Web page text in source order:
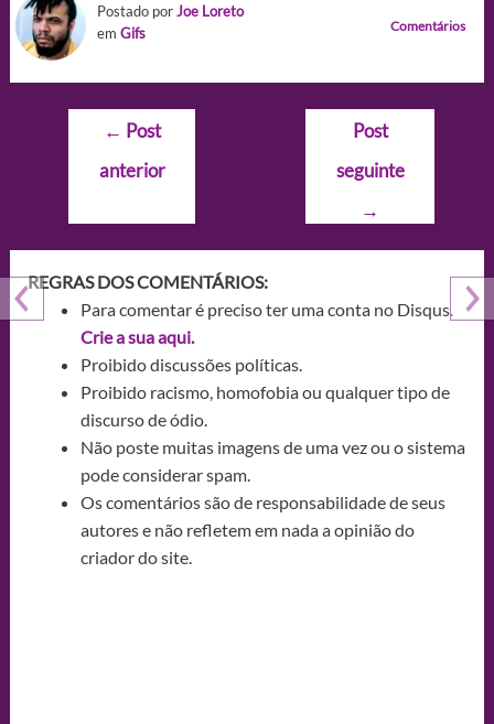
Postado porJoe Loreto
em Gifs Comentários
Navegação
Post
← Post
anterior
Post
seguinte
→
REGRAS DOS COMENTÁRIOS:
Para comentar é preciso ter uma conta no Disqus.
Crie a sua aqui.
Proibido discussões políticas.
Proibido racismo, homofobia ou qualquer tipo de
discurso de ódio.
Não poste muitas imagens de uma vez ou o sistema
pode considerar spam.
Os comentários são de responsabilidade de seus
autores e não refletem em nada a opinião do
criador do site.